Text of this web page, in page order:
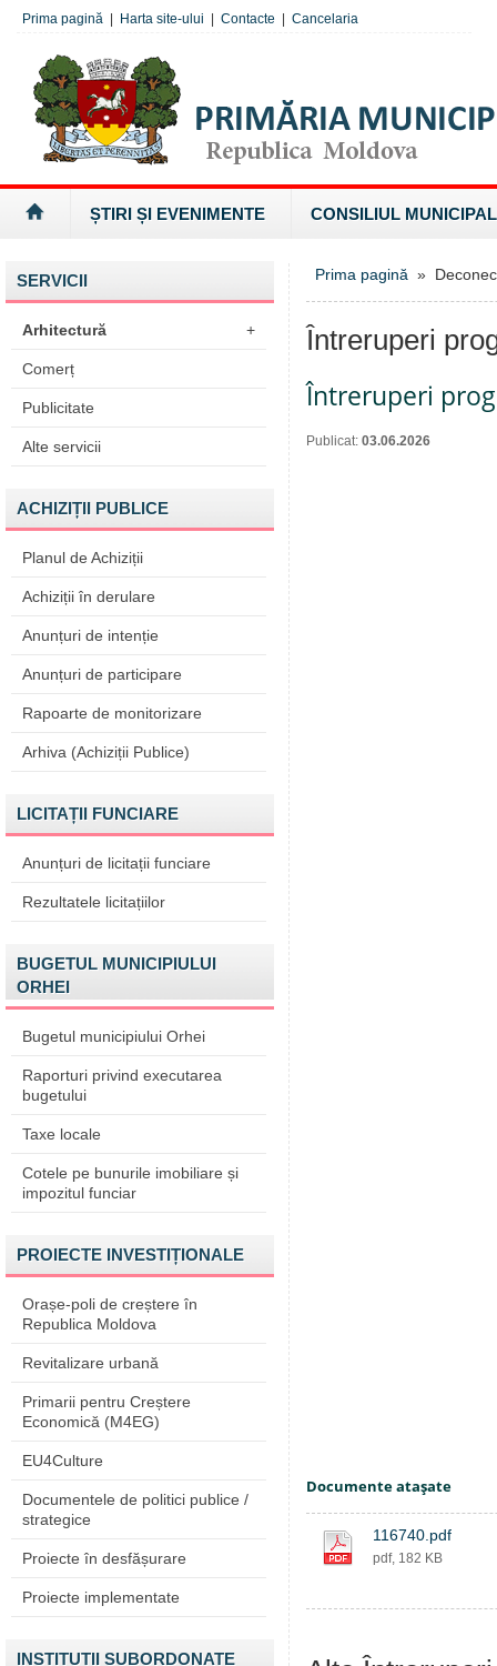
Prima pagină Harta site-ului Contacte Cancelaria
ȘTIRI ȘI EVENIMENTE CONSILIUL MUNICIPAL
SERVICII
Arhitectură +
Comerț
Publicitate
Alte servicii
ACHIZIȚII PUBLICE
Planul de Achiziții
Achiziții în derulare
Anunțuri de intenție
Anunțuri de participare
Rapoarte de monitorizare
Arhiva (Achiziții Publice)
LICITAȚII FUNCIARE
Anunțuri de licitații funciare
Rezultatele licitațiilor
BUGETUL MUNICIPIULUI
ORHEI
Bugetul municipiului Orhei
Raporturi privind executarea
bugetului
Taxe locale
Cotele pe bunurile imobiliare și
impozitul funciar
PROIECTE INVESTIȚIONALE
Orașe-poli de creștere în
Republica Moldova
Revitalizare urbană
Primarii pentru Creștere
Economică (M4EG)
EU4Culture
Documentele de politici publice /
strategice
Proiecte în desfășurare
Proiecte implementate
INSTITUȚII SUBORDONATE
Prima pagină »
Întreruperi
Întreruperi
Publicat: 03.06.2026
Documente ataşate
116740.pdf
pdf, 182 KB